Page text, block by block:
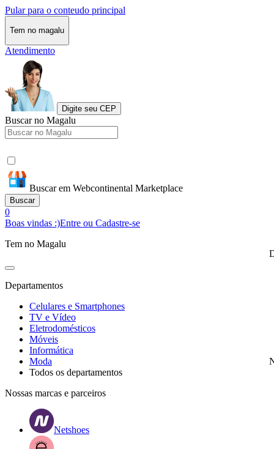
Pular para o conteudo principal
Tem no magalu
Atendimento
Digite seu CEP
Buscar no Magalu
Buscar em Webcontinental Marketplace
Buscar
0
Boas vindas :)Entre ou Cadastre-se
Tem no Magalu
Departamentos
Celulares e Smartphones
TV e Vídeo
Eletrodomésticos
Móveis
Informática
Moda
Todos os departamentos
Nossas marcas e parceiros
Netshoes